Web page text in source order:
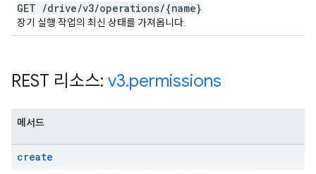
GET /drive/v3/operations/{name}
장기 실행 작업의 최신 상태를 가져옵니다.
REST 리소스: v3.permissions
메서드
create